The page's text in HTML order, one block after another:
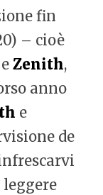
fin
– cioè
e Zenith,
anno
e
de